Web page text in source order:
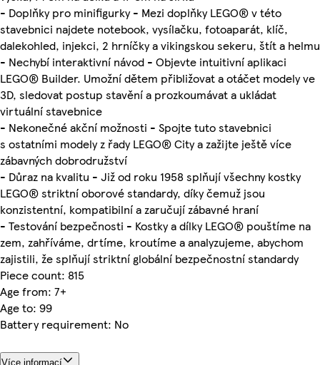
- Doplňky pro minifigurky - Mezi doplňky LEGO® v této
stavebnici najdete notebook, vysílačku, fotoaparát, klíč,
dalekohled, injekci, 2 hrníčky a vikingskou sekeru, štít a helmu
- Nechybí interaktivní návod - Objevte intuitivní aplikaci
LEGO® Builder. Umožní dětem přibližovat a otáčet modely ve
3D, sledovat postup stavění a prozkoumávat a ukládat
virtuální stavebnice
- Nekonečné akční možnosti - Spojte tuto stavebnici
s ostatními modely z řady LEGO® City a zažijte ještě více
zábavných dobrodružství
- Důraz na kvalitu - Již od roku 1958 splňují všechny kostky
LEGO® striktní oborové standardy, díky čemuž jsou
konzistentní, kompatibilní a zaručují zábavné hraní
- Testování bezpečnosti - Kostky a dílky LEGO® pouštíme na
zem, zahříváme, drtíme, kroutíme a analyzujeme, abychom
zajistili, že splňují striktní globální bezpečnostní standardy
Piece count: 815
Age from: 7+
Age to: 99
Battery requirement: No
Více informací